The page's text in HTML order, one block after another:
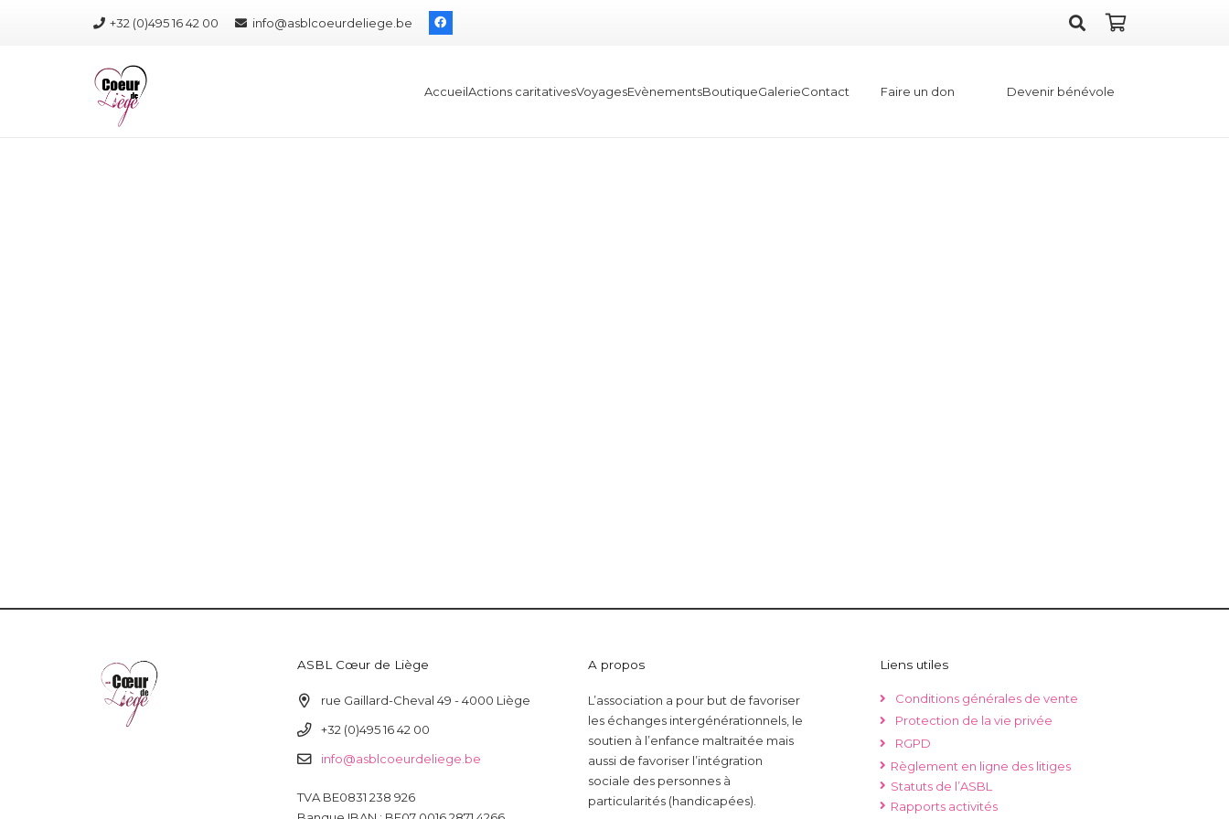
+32 (0)495 16 42 00 info@asblcoeurdeliege.be
AccueilActions caritativesVoyagesEvènementsBoutiqueGalerieContact Faire un don Devenir bénévole
ASBL Cœur de Liège
rue Gaillard-Cheval 49 - 4000 Liège
+32 (0)495 16 42 00
info@asblcoeurdeliege.be
TVA BE0831 238 926
A propos
L’association a pour but de favoriser
les échanges intergénérationnels, le
soutien à l’enfance maltraitée mais
aussi de favoriser l’intégration
sociale des personnes à
particularités (handicapées).
Liens utiles
Conditions générales de vente
Protection de la vie privée
RGPD
Règlement en ligne des litiges
Statuts de l’ASBL
Rapports activités